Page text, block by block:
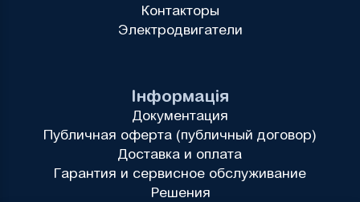
Інформація
Документация
Публичная оферта (публичный договор)
Доставка и оплата
Гарантия и сервисное обслуживание
Решения
Контакторы
Электродвигатели